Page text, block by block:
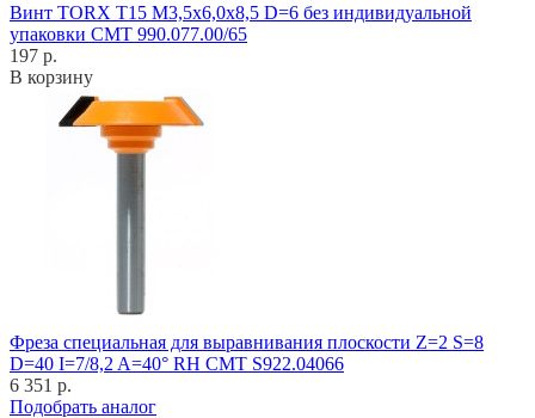
Винт TORX T15 M3,5x6,0x8,5 D=6 без индивидуальной
упаковки CMT 990.077.00/65
197 р.
В корзину
Фреза специальная для выравнивания плоскости Z=2 S=8
D=40 I=7/8,2 A=40° RH CMT S922.04066
6 351 р.
Подобрать аналог